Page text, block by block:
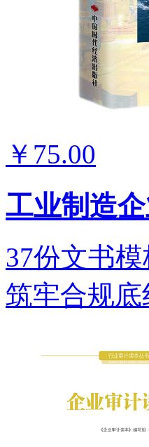
￥75.00
工业制造
37份文书
筑牢合规底